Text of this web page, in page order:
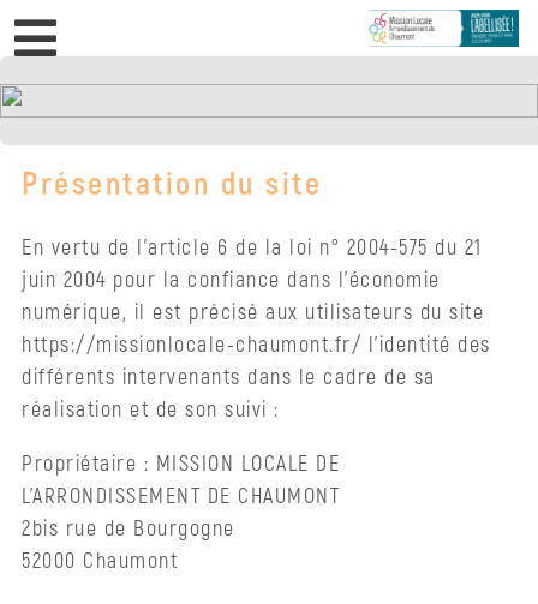
Mentions légales
Présentation du site
En vertu de l’article 6 de la loi n° 2004-575 du 21
juin 2004 pour la confiance dans l’économie
numérique, il est précisé aux utilisateurs du site
https://missionlocale-chaumont.fr/ l’identité des
différents intervenants dans le cadre de sa
réalisation et de son suivi :
Propriétaire : MISSION LOCALE DE
L’ARRONDISSEMENT DE CHAUMONT
2bis rue de Bourgogne
52000 Chaumont
×
Jeunes
Accompagnement
Contrat
Engagement
Jeune
Invisibles
Justice